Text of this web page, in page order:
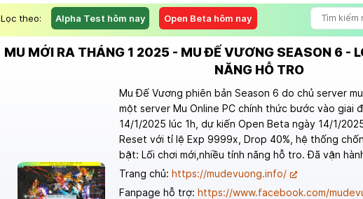
Lọc theo: Alpha Test hôm nay Open Beta hôm nay
MU MỚI RA THÁNG 1 2025 - MU ĐẾ VƯƠNG SEASON 6 -
NĂNG HỖ TRO
Mu Đế Vương phiên bản Season 6 do chủ server
một server Mu Online PC chính thức bước vào giai
14/1/2025 lúc 1h, dự kiến Open Beta ngày 14/1/
Reset với tỉ lệ Exp 9999x, Drop 40%, hệ thống
bật: Lối chơi mới,nhiều tính năng hỗ tro. Đã vận
Trang chủ: https://mudevuong.info/
Fanpage hỗ trợ: https://www.facebook.com/